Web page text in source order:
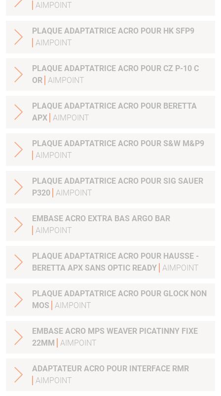
AIMPOINT
PLAQUE ADAPTATRICE ACRO POUR HK SFP9
AIMPOINT
PLAQUE ADAPTATRICE ACRO POUR CZ P-10 C
OR AIMPOINT
PLAQUE ADAPTATRICE ACRO POUR BERETTA
APX AIMPOINT
PLAQUE ADAPTATRICE ACRO POUR S&W M&P9
AIMPOINT
PLAQUE ADAPTATRICE ACRO POUR SIG SAUER
P320 AIMPOINT
EMBASE ACRO EXTRA BAS ARGO BAR
AIMPOINT
PLAQUE ADAPTATRICE ACRO POUR HAUSSE -
BERETTA APX SANS OPTIC READY AIMPOINT
PLAQUE ADAPTATRICE ACRO POUR GLOCK NON
MOS
AIMPOINT
EMBASE ACRO MPS WEAVER PICATINNY FIXE
22MM
AIMPOINT
ADAPTATEUR ACRO POUR INTERFACE RMR
AIMPOINT